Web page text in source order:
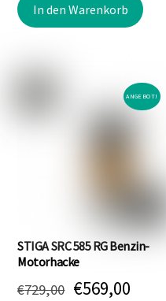
war:
ist:
In den Warenkorb
ANGEBOT!
STIGA SRC 585 RG Benzin-
Motorhacke
€729,00 €569,00